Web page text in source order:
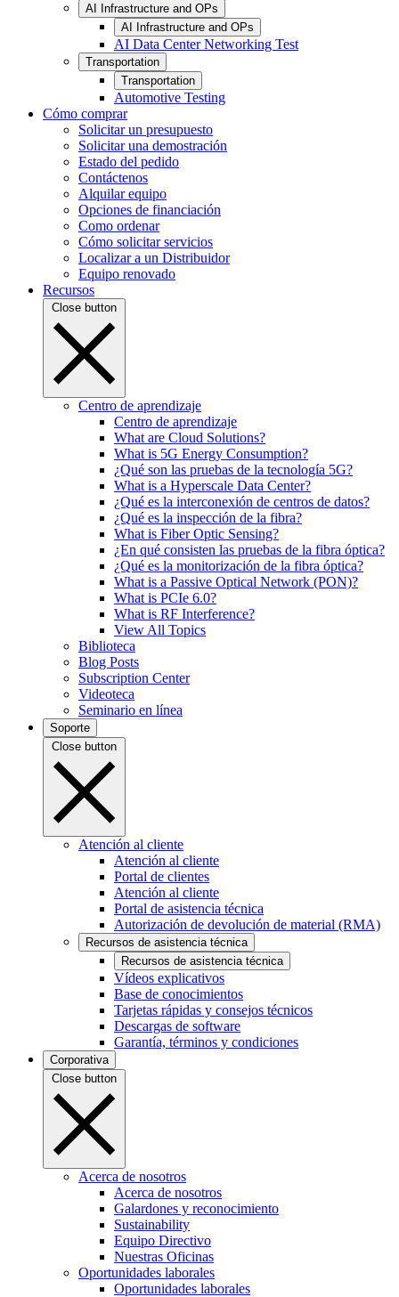
AI Infrastructure and OPs
AI Infrastructure and OPs
AI Data Center Networking Test
Transportation
Transportation
Automotive Testing
Cómo comprar
Solicitar un presupuesto
Solicitar una demostración
Estado del pedido
Contáctenos
Alquilar equipo
Opciones de financiación
Como ordenar
Cómo solicitar servicios
Localizar a un Distribuidor
Equipo renovado
Recursos
Close button
Centro de aprendizaje
Centro de aprendizaje
What are Cloud Solutions?
What is 5G Energy Consumption?
¿Qué son las pruebas de la tecnología 5G?
What is a Hyperscale Data Center?
¿Qué es la interconexión de centros de datos?
¿Qué es la inspección de la fibra?
What is Fiber Optic Sensing?
¿En qué consisten las pruebas de la fibra óptica?
¿Qué es la monitorización de la fibra óptica?
What is a Passive Optical Network (PON)?
What is PCIe 6.0?
What is RF Interference?
View All Topics
Biblioteca
Blog Posts
Subscription Center
Videoteca
Seminario en línea
Soporte
Close button
Atención al cliente
Atención al cliente
Portal de clientes
Atención al cliente
Portal de asistencia técnica
Autorización de devolución de material (RMA)
Recursos de asistencia técnica
Recursos de asistencia técnica
Vídeos explicativos
Base de conocimientos
Tarjetas rápidas y consejos técnicos
Descargas de software
Garantía, términos y condiciones
Corporativa
Close button
Acerca de nosotros
Acerca de nosotros
Galardones y reconocimiento
Sustainability
Equipo Directivo
Nuestras Oficinas
Oportunidades laborales
Oportunidades laborales